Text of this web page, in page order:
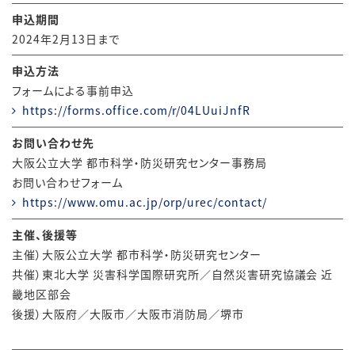
申込期間
2024年2月13日まで
申込方法
フォームによる事前申込
https://forms.office.com/r/04LUuiJnfR
お問い合わせ先
大阪公立大学 都市科学・防災研究センター事務局
お問い合わせフォーム
https://www.omu.ac.jp/orp/urec/contact/
主催、後援等
主催）大阪公立大学 都市科学・防災研究センター
共催）東北大学 災害科学国際研究所／自然災害研究協議会 近
畿地区部会
後援）大阪府／大阪市／大阪市消防局／堺市